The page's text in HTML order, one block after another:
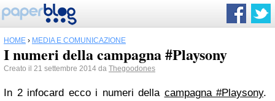
HOME › MEDIA E COMUNICAZIONE
I numeri della campagna #Playsony
Creato il 21 settembre 2014 da Thegoodones
In 2 infocard ecco i numeri della campagna #Playsony.